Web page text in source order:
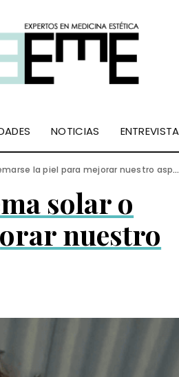
NOTICIAS
la piel para mejorar nuestro aspecto
solar o
nuestro